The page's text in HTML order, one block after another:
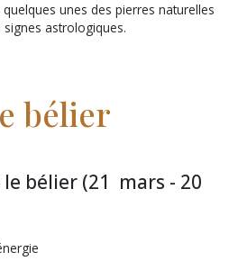
unes des pierres naturelles
astrologiques.
bélier
bélier (21 mars - 20